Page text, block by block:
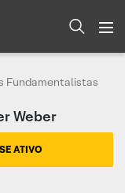
Fundamentalistas
Weber
ATIVO